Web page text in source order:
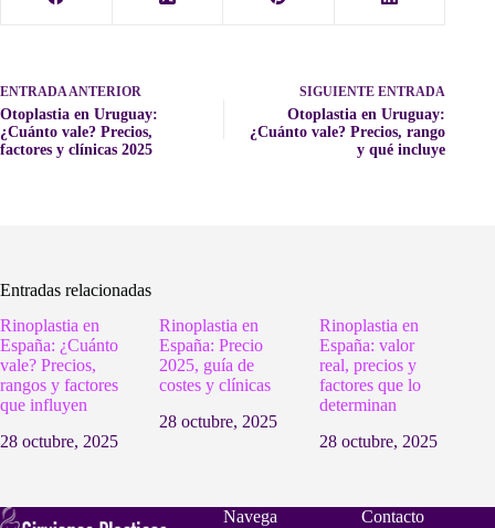
ENTRADA ANTERIOR
Otoplastia en Uruguay:
¿Cuánto vale? Precios,
factores y clínicas 2025
SIGUIENTEENTRADA
Otoplastia en Uruguay:
¿Cuánto vale? Precios, rango
y qué incluye
Entradas relacionadas
Rinoplastia en
España: ¿Cuánto
vale? Precios,
rangos y factores
que influyen
28 octubre, 2025
Rinoplastia en
España: Precio
2025, guía de
costes y clínicas
28 octubre, 2025
Rinoplastia en
España: valor
real, precios y
factores que lo
determinan
28 octubre, 2025
Navega
Contacto